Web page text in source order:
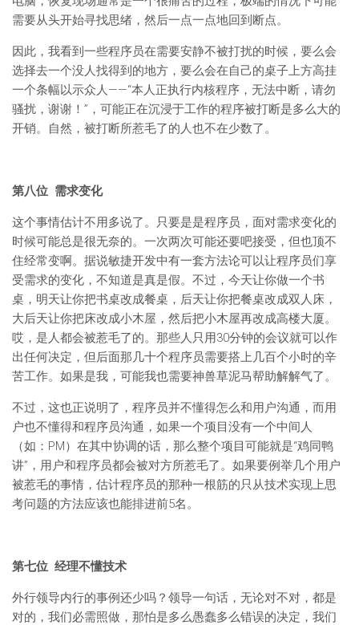
需要从头开始寻找思绪，然后一点一点地回到断点。
因此，我看到一些程序员在需要安静不被打扰的时候，要么会
选择去一个没人找得到的地方，要么会在自己的桌子上方高挂
一个条幅以示众人——“本人正执行内核程序，无法中断，请勿
骚扰，谢谢！”，可能正在沉浸于工作的程序被打断是多么大的
开销。自然，被打断所惹毛了的人也不在少数了。
第八位 需求变化
这个事情估计不用多说了。只要是是程序员，面对需求变化的
时候可能总是很无奈的。一次两次可能还要吧接受，但也顶不
住经常变啊。据说敏捷开发中有一套方法论可以让程序员们享
受需求的变化，不知道是真是假。不过，今天让你做一个书
桌，明天让你把书桌改成餐桌，后天让你把餐桌改成双人床，
大后天让你把床改成小木屋，然后把小木屋再改成高楼大厦。
哎，是人都会被惹毛了的。那些人只用30分钟的会议就可以作
出任何决定，但后面那几十个程序员需要搭上几百个小时的辛
苦工作。如果是我，可能我也需要神兽草泥马帮助解解气了。
不过，这也正说明了，程序员并不懂得怎么和用户沟通，而用
户也不懂得和程序员沟通，如果一个项目没有一个中间人
（如：PM）在其中协调的话，那么整个项目可能就是“鸡同鸭
讲”，用户和程序员都会被对方所惹毛了。如果要例举几个用户
被惹毛的事情，估计程序员的那种一根筋的只从技术实现上思
考问题的方法应该也能排进前5名。
第七位 经理不懂技术
外行领导内行的事例还少吗？领导一句话，无论对不对，都是
对的，我们必需照做，那怕是多么愚蠢多么错误的决定，我们